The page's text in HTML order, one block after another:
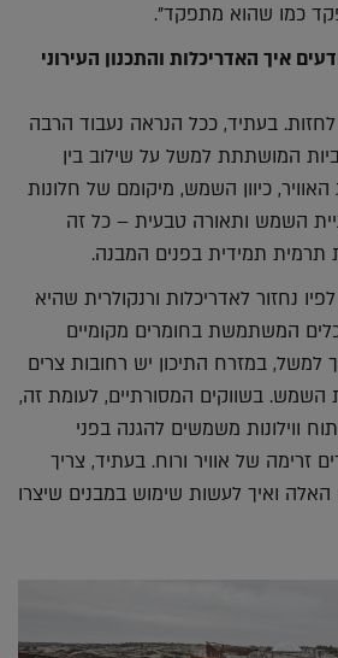
כמו שהוא מתפקד".
איך האדריכלות והתכנון העירוני
בעתיד, ככל הנראה נעבוד הרבה
המושתתת למשל על שילוב בין
כיוון השמש, מיקומם של חלונות
השמש ותאורה טבעית – כל זה
תרמית תמידית בפנים המבנה.
נחזור לאדריכלות ורנקולרית שהיא
המשתמשת בחומרים מקומיים
למשל, במזרח התיכון יש רחובות צרים
השמש. בשווקים המסורתיים, לעומת זה,
ווילונות משמשים להגנה בפני
זרימה של אוויר ורוח. בעתיד, צריך
ואיך לעשות שימוש במבנים שיצרו